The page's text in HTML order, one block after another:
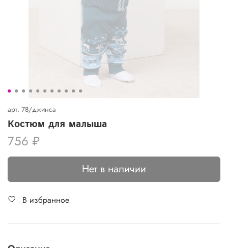
арт. 78/джинса
Костюм для малыша
756 ₽
Нет в наличии
В избранное